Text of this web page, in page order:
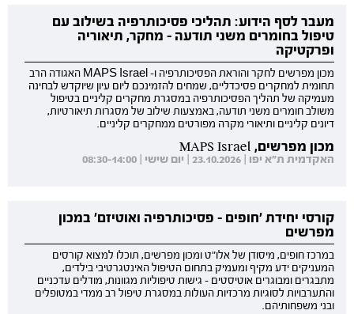
מעבר לסף הידוע: תהליכי פסיכותרפיה בשילוב עם
טיפול בחומרים משני תודעה - מחקר, תיאוריה
ופרקטיקה
מכון מפרשים לחקר והוראת הפסיכותרפיה ו- MAPS Israel האגודה הרב
תחומית למחקרים פסיכדליים, שמחים להזמינכם ליום עיון שיוקדש לבחינה
מעמיקה של תהליך הפסיכותרפיה במסגרת מחקרים קליניים בטיפול
משולב חומרים משני תודעה, באמצעות שילוב של מסגרות תיאורטיות,
דיונים קליניים ותיאורי מקרה מפורטים ממחקרים קליניים.
מכון מפרשים, MAPS Israel
האקדמית ת"א יפו | 23.10.2026 | יום שישי | 08:30-14:00
קורסי יחידת 'חופים - פסיכותרפיה ואוטיזם' במכון
מפרשים
במרכז חופים, מיסודן של אלו"ט ומכון מפרשים, תוכלו למצוא קורסים
המעניקים ידע מקיף ומעמיק בתחום הטיפול האינטגרטיבי בילדים,
מתבגרים ומבוגרים אוטיסטים - גישות טיפוליות מגוונות, מודלים עדכניים
והתערבויות לסוגיות מרכזיות העולות במסגרת טיפול רב ממדי במטופלים
ובני משפחותיהם.